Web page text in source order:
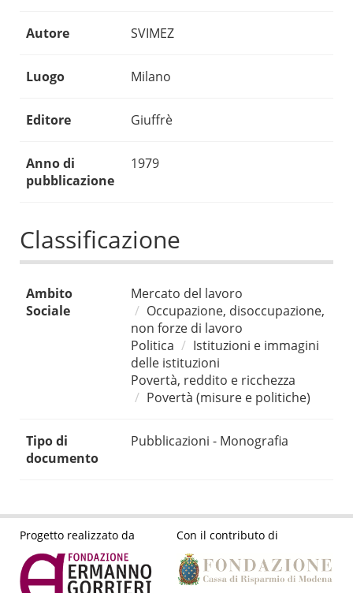
Autore SVIMEZ
Luogo Milano
Editore Giuffrè
Anno di
pubblicazione
1979
Classificazione
Ambito
Sociale
Mercato del lavoro
Occupazione, disoccupazione,
non forze di lavoro
Politica
Istituzioni e immagini
delle istituzioni
Povertà, reddito e ricchezza
Povertà (misure e politiche)
Tipo di
documento
Pubblicazioni - Monografia
Progetto realizzato da Con il contributo di